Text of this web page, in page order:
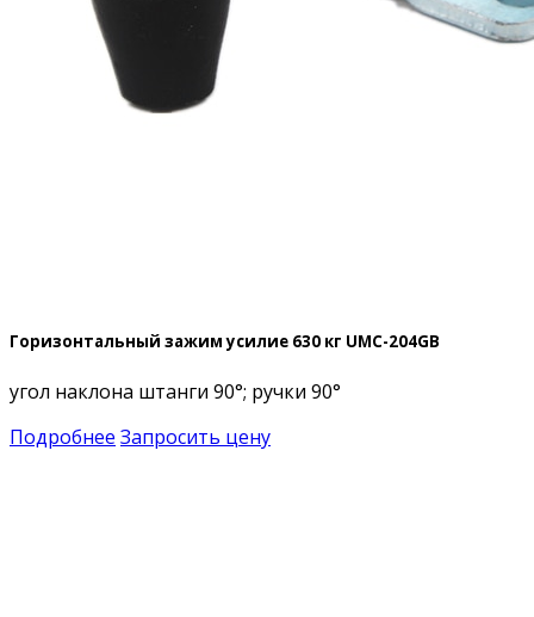
Горизонтальный зажим усилие 630 кг UMC-204GB
угол наклона штанги 90°; ручки 90°
Подробнее Запросить цену